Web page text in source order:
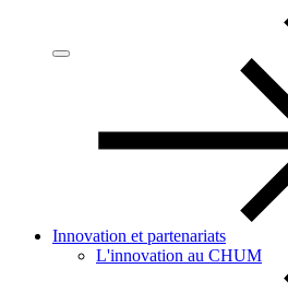
Innovation et partenariats
L'innovation au CHUM